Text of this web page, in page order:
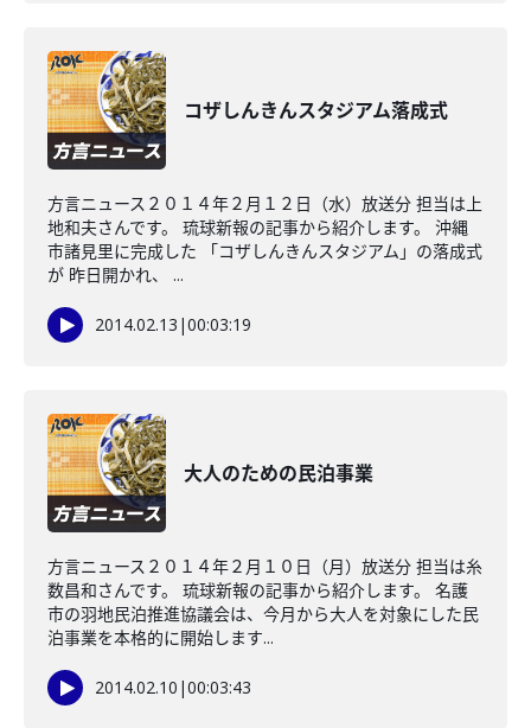
コザしんきんスタジアム落成式
方言ニュース２０１４年２月１２日（水）放送分 担当は上
地和夫さんです。 琉球新報の記事から紹介します。 沖縄
市諸見里に完成した 「コザしんきんスタジアム」の落成式
が 昨日開かれ、 ...
2014.02.13 |00:03:19
大人のための民泊事業
方言ニュース２０１４年２月１０日（月）放送分 担当は糸
数昌和さんです。 琉球新報の記事から紹介します。 名護
市の羽地民泊推進協議会は、今月から大人を対象にした民
泊事業を本格的に開始します...
2014.02.10 |00:03:43